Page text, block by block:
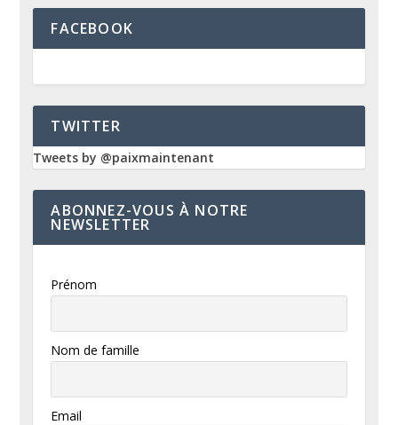
FACEBOOK
TWITTER
Tweets by @paixmaintenant
ABONNEZ-VOUS À NOTRE
NEWSLETTER
Prénom
Nom de famille
Email